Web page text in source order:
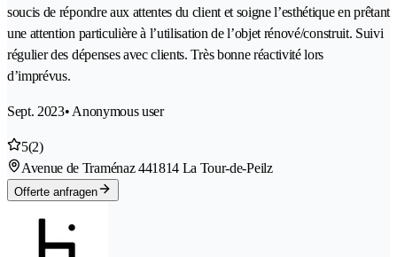
soucis de répondre aux attentes du client et soigne l’esthétique en prêtant
une attention particulière à l’utilisation de l’objet rénové/construit. Suivi
régulier des dépenses avec clients. Très bonne réactivité lors
d’imprévus.
Sept. 2023• Anonymous user
5(2)
Avenue de Traménaz 441814 La Tour-de-Peilz
Offerte anfragen